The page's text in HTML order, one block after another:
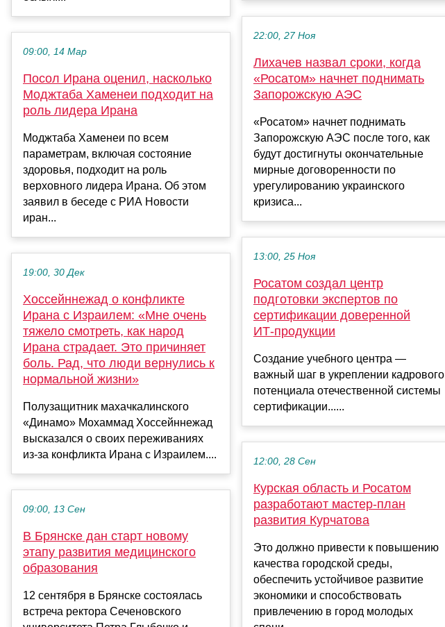
09:00, 14 Мар
Посол Ирана оценил, насколько
Моджтаба Хаменеи подходит на
роль лидера Ирана
Моджтаба Хаменеи по всем
параметрам, включая состояние
здоровья, подходит на роль
верховного лидера Ирана. Об этом
заявил в беседе с РИА Новости
иран...
19:00, 30 Дек
Хоссейннежад о конфликте
Ирана с Израилем: «Мне очень
тяжело смотреть, как народ
Ирана страдает. Это причиняет
боль. Рад, что люди вернулись к
нормальной жизни»
Полузащитник махачкалинского
«Динамо» Мохаммад Хоссейннежад
высказался о своих переживаниях
из-за конфликта Ирана с Израилем....
09:00, 13 Сен
В Брянске дан старт новому
этапу развития медицинского
образования
12 сентября в Брянске состоялась
встреча ректора Сеченовского
22:00, 27 Ноя
Лихачев назвал сроки, когда
«Росатом» начнет поднимать
Запорожскую АЭС
«Росатом» начнет поднимать
Запорожскую АЭС после того, как
будут достигнуты окончательные
мирные договоренности по
урегулированию украинского
кризиса...
13:00, 25 Ноя
Росатом создал центр
подготовки экспертов по
сертификации доверенной
ИТ‑продукции
Создание учебного центра —
важный шаг в укреплении кадрового
потенциала отечественной системы
сертификации......
12:00, 28 Сен
Курская область и Росатом
разработают мастер-план
развития Курчатова
Это должно привести к повышению
качества городской среды,
обеспечить устойчивое развитие
экономики и способствовать
привлечению в город молодых